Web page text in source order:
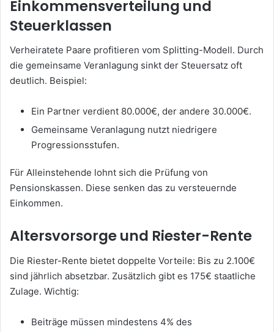
Einkommensverteilung und
Steuerklassen
Verheiratete Paare profitieren vom Splitting-Modell. Durch
die gemeinsame Veranlagung sinkt der Steuersatz oft
deutlich. Beispiel:
Ein Partner verdient 80.000€, der andere 30.000€.
Gemeinsame Veranlagung nutzt niedrigere
Progressionsstufen.
Für Alleinstehende lohnt sich die Prüfung von
Pensionskassen. Diese senken das zu versteuernde
Einkommen.
Altersvorsorge und Riester-Rente
Die Riester-Rente bietet doppelte Vorteile: Bis zu 2.100€
sind jährlich absetzbar. Zusätzlich gibt es 175€ staatliche
Zulage. Wichtig:
Beiträge müssen mindestens 4% des